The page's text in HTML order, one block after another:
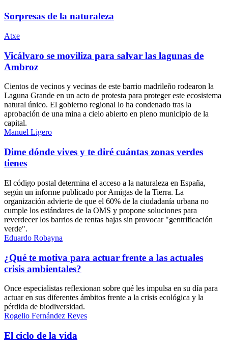
Sorpresas de la naturaleza
Atxe
Vicálvaro se moviliza para salvar las lagunas de
Ambroz
Cientos de vecinos y vecinas de este barrio madrileño rodearon la
Laguna Grande en un acto de protesta para proteger este ecosistema
natural único. El gobierno regional lo ha condenado tras la
aprobación de una mina a cielo abierto en pleno municipio de la
capital.
Manuel Ligero
Dime dónde vives y te diré cuántas zonas verdes
tienes
El código postal determina el acceso a la naturaleza en España,
según un informe publicado por Amigas de la Tierra. La
organización advierte de que el 60% de la ciudadanía urbana no
cumple los estándares de la OMS y propone soluciones para
reverdecer los barrios de rentas bajas sin provocar "gentrificación
verde".
Eduardo Robayna
¿Qué te motiva para actuar frente a las actuales
crisis ambientales?
Once especialistas reflexionan sobre qué les impulsa en su día para
actuar en sus diferentes ámbitos frente a la crisis ecológica y la
pérdida de biodiversidad.
Rogelio Fernández Reyes
El ciclo de la vida